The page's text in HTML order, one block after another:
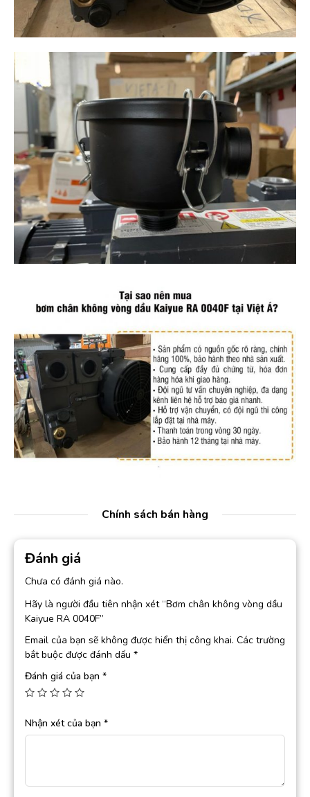
Chính sách bán hàng
Đánh giá
Chưa có đánh giá nào.
Hãy là người đầu tiên nhận xét “Bơm chân không vòng dầu
Kaiyue RA 0040F”
Email của bạn sẽ không được hiển thị công khai. Các trường
bắt buộc được đánh dấu *
Đánh giá của bạn *
Nhận xét của bạn *